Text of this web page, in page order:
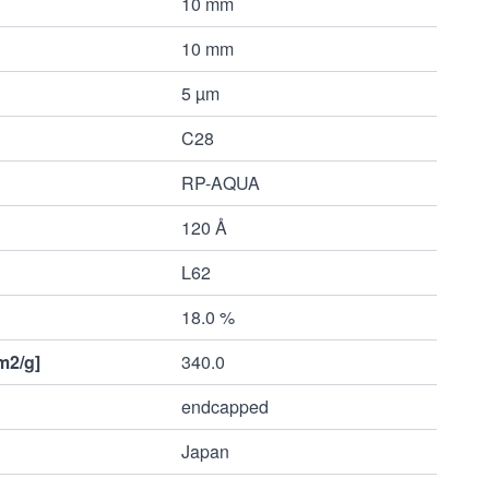
10 mm
5 µm
C28
RP-AQUA
120 Å
L62
18.0 %
g]
340.0
endcapped
Japan